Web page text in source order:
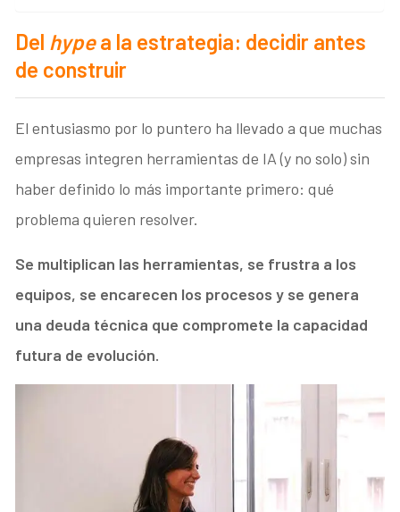
Del hypea la estrategia: decidir antes
de construir
El entusiasmo por lo puntero ha llevado a que muchas
empresas integren herramientas de IA (y no solo) sin
haber definido lo más importante primero: qué
problema quieren resolver.
Se multiplican las herramientas, se frustra a los
equipos, se encarecen los procesos y se genera
una deuda técnica que compromete la capacidad
futura de evolución.